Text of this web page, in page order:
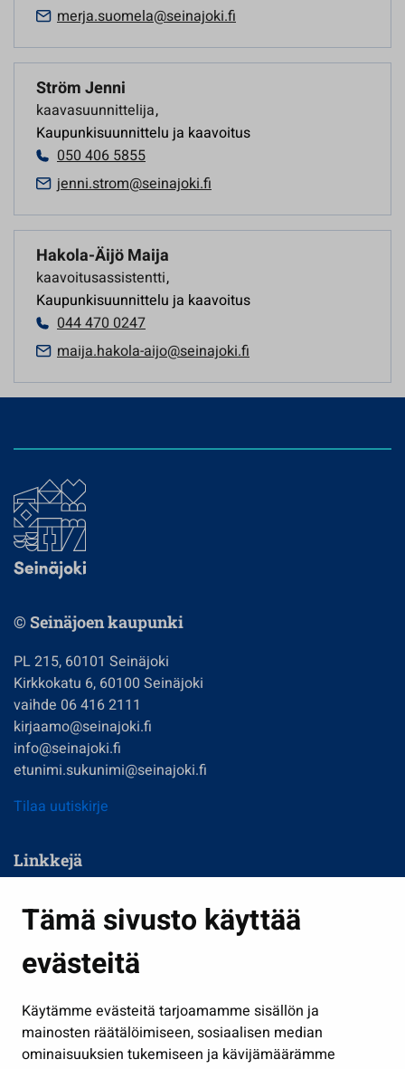
Tämä sivusto käyttää
evästeitä
Käytämme evästeitä tarjoamamme sisällön ja
mainosten räätälöimiseen, sosiaalisen median
ominaisuuksien tukemiseen ja kävijämäärämme
merja.suomela@seinajoki.fi
Ström Jenni
kaavasuunnittelija,
Kaupunkisuunnittelu ja kaavoitus
050 406 5855
jenni.strom@seinajoki.fi
Hakola-Äijö Maija
kaavoitusassistentti,
Kaupunkisuunnittelu ja kaavoitus
044 470 0247
maija.hakola-aijo@seinajoki.fi
© Seinäjoen kaupunki
PL 215, 60101 Seinäjoki
Kirkkokatu 6, 60100 Seinäjoki
vaihde 06 416 2111
kirjaamo@seinajoki.fi
info@seinajoki.fi
etunimi.sukunimi@seinajoki.fi
Tilaa uutiskirje
Linkkejä
Kasvatus ja opetus
Kulttuuri ja liikunta
Työ ja yrittäminen
Osallistu ja asioi